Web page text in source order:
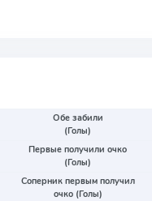
Обе забили
(Голы)
Первые получили очко
(Голы)
Соперник первым получил
очко (Голы)